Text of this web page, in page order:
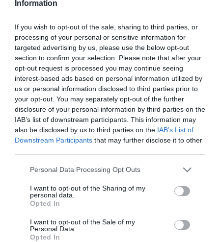
Information
If you wish to opt-out of the sale, sharing to third parties, or
processing of your personal or sensitive information for
targeted advertising by us, please use the below opt-out
section to confirm your selection. Please note that after your
opt-out request is processed you may continue seeing
interest-based ads based on personal information utilized by
us or personal information disclosed to third parties prior to
your opt-out. You may separately opt-out of the further
disclosure of your personal information by third parties on the
IAB’s list of downstream participants. This information may
also be disclosed by us to third parties on the IAB’s List of
Downstream Participants that may further disclose it to other
Please note that this website/app uses one or more Google
not limited to your visit or usage behaviour. You may click to
grant or deny consent to Google and its third-party tags to
use your data for below specified purposes in below Google
consent section.
Personal Data Processing Opt Outs
I want to opt-out of the Sharing of my
personal data.
Opted In
I want to opt-out of the Sale of my
Personal Data.
Opted In
felhők is ilyenek: hordják a vizet, újra meg újra.
A természet nagy rendje mögé beúszik a
fölöslegesség gyanúja. Ez már nem tájkép.
Ez világvizsgálat. Közben Babits nyelve végig
fegyelmezett. Régies, nagy levegőjű,
selymesen induló versbeszéd, amely a végére
kérdésekre törik. Mintha a mondat maga is
elfáradna a világ cipelésében. Az elején még
óvatos dajka takar. A végén már egy fűszál áll
előttünk, és az egész teremtés értelme rajta
csüng.
Ez a fűszál zseniális zárópont. Babits a
hatalmas világot végül egy apró jelenségre
szűkíti. Minek nő a fű, ha majd leszárad?
Minek szárad le, ha újra nő? Ennél egyszerűbb